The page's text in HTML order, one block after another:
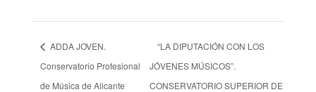
ADDA JOVEN.
Conservatorio Profesional
de Música de Alicante
“LA DIPUTACIÓN CON LOS
JÓVENES MÚSICOS”.
CONSERVATORIO SUPERIOR DE